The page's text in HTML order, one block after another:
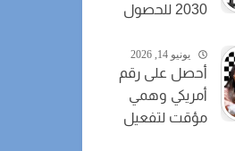
2030 للحصول
سوق العمل
يونيو 14, 2026
أحصل على رقم
أمريكي وهمي
مؤقت لتفعيل